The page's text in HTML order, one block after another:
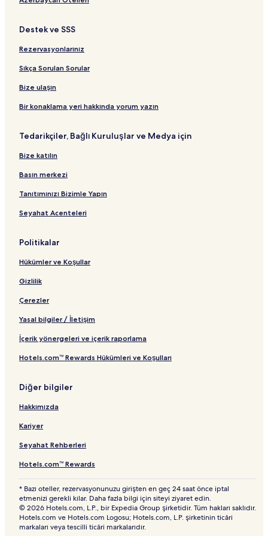
t
a
ğ
l
a
t
ğ
a
n
t
ı
a
l
a
n
t
ğ
a
n
t
ı
ğ
a
n
t
ı
ğ
a
n
t
ı
n
ı
Destek ve SSS
Rezervasyonlarınız
Sıkça Sorulan Sorular
Bize ulaşın
Bir konaklama yeri hakkında yorum yazın
Tedarikçiler, Bağlı Kuruluşlar ve Medya için
Bize katılın
Basın merkezi
Tanıtımınızı Bizimle Yapın
Seyahat Acenteleri
Politikalar
Hükümler ve Koşullar
Gizlilik
Çerezler
Yasal bilgiler / İletişim
İçerik yönergeleri ve içerik raporlama
Hotels.com™ Rewards Hükümleri ve Koşulları
Diğer bilgiler
Hakkımızda
Kariyer
Seyahat Rehberleri
Hotels.com™ Rewards
* Bazı oteller, rezervasyonunuzu girişten en geç 24 saat önce iptal
etmenizi gerekli kılar. Daha fazla bilgi için siteyi ziyaret edin.
© 2026 Hotels.com, L.P., bir Expedia Group şirketidir. Tüm hakları saklıdır.
Hotels.com ve Hotels.com Logosu; Hotels.com, L.P. şirketinin ticâri
markaları veya tescilli ticâri markalarıdır.